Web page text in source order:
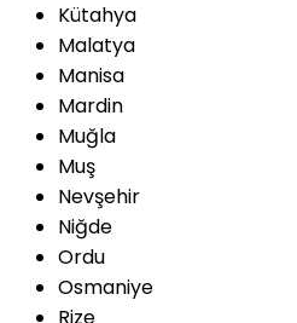
Kütahya
Malatya
Manisa
Mardin
Muğla
Muş
Nevşehir
Niğde
Ordu
Osmaniye